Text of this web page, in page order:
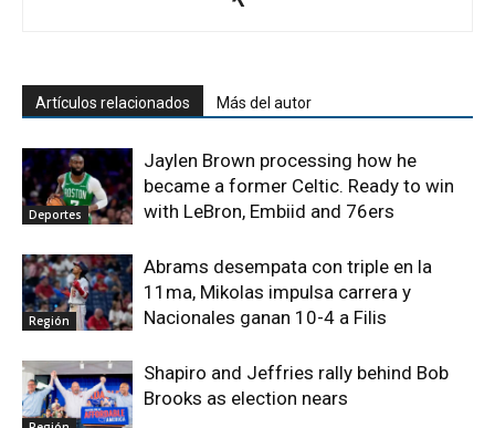
Artículos relacionados Más del autor
Deportes
Jaylen Brown processing how he
became a former Celtic. Ready to win
with LeBron, Embiid and 76ers
Región
Abrams desempata con triple en la
11ma, Mikolas impulsa carrera y
Nacionales ganan 10-4 a Filis
Shapiro and Jeffries rally behind Bob
Brooks as election nears